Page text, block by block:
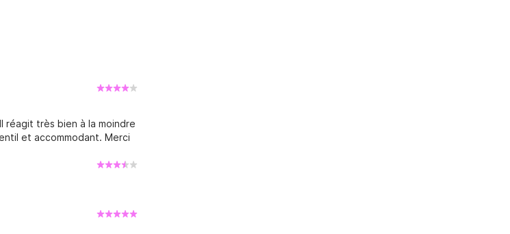
réagit très bien à la moindre
et accommodant. Merci